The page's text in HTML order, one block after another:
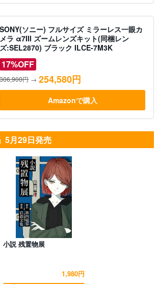
SONY(ソニー) フルサイズ ミラーレス一眼カ
メラ α7III ズームレンズキット(同梱レン
ズ:SEL2870) ブラック ILCE-7M3K
17%OFF
306,900円 → 254,580円
Amazonで購入
5月29日発売
小説 残置物展
1,980円